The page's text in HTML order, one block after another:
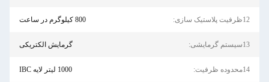
12ظرفیت پلاستیک سازی: 800 کیلوگرم در ساعت
13سیستم گرمایشی: گرمایش الکتریکی
14محدوده ظرفیت: 1000 لیتر لایه IBC